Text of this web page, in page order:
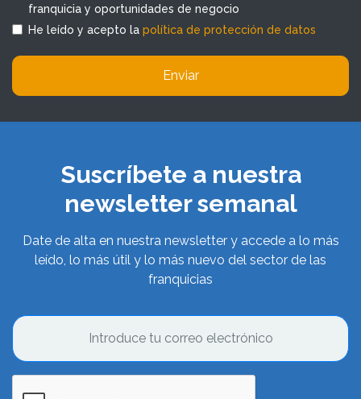
franquicia y oportunidades de negocio
He leído y acepto la política de protección de datos
Enviar
Suscríbete a nuestra
newsletter semanal
Date de alta en nuestra newsletter y accede a lo más
leído, lo más útil y lo más nuevo del sector de las
franquicias